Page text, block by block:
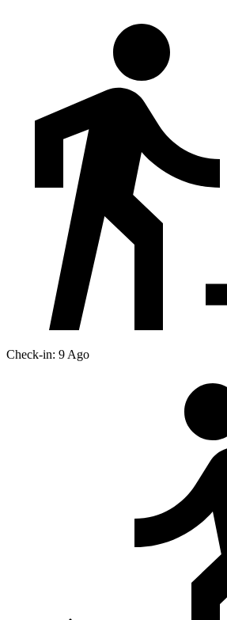
Check-in: 9 Ago